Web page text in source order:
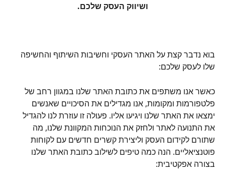
ושיווק העסק שלכם.
בוא נדבר קצת על האתר העסקי וחשיבות השיתוף והחשיפה
שלו לעסק שלכם:
כאשר אנו משתפים את כתובת האתר שלנו במגוון רחב של
פלטפורמות ומקומות, אנו מגדילים את הסיכויים שאנשים
ימצאו את האתר שלנו ויגיעו אליו. פעולה זו עוזרת לנו להגדיל
את התנועה לאתר ולחזק את הנוכחות המקוונת שלנו, מה
שתורם לקידום העסק וליצירת קשרים חדשים עם לקוחות
פוטנציאליים. הנה כמה טיפים לשילוב כתובת האתר שלנו
בצורה אפקטיבית: